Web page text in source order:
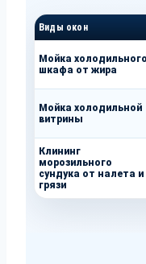
Виды окон
Мойка холодильного
шкафа от жира
Мойка холодильной
витрины
Клининг
морозильного
сундука от налета и
грязи